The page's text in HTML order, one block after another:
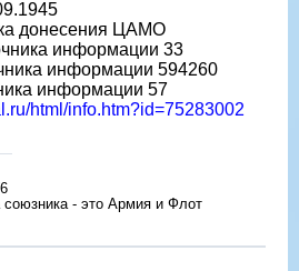
донесения ЦАМО
информации 33
информации 594260
информации 57
html/info.htm?id=75283002
союзника - это Армия и Флот